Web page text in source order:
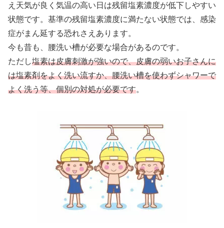
え天気が良く気温の高い日は残留塩素濃度が低下しやすい
状態です。基準の残留塩素濃度に満たない状態では、感染
症がまん延する恐れさえあります。
今も昔も、腰洗い槽が必要な場合があるのです。
ただし塩素は皮膚刺激が強いので、皮膚の弱いお子さんに
は塩素剤をよく洗い流すか、腰洗い槽を使わずシャワーで
よく洗う等、個別の対処が必要です。